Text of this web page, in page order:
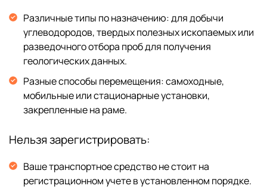
Различные типы по назначению: для добычи
углеводородов, твердых полезных ископаемых или
разведочного отбора проб для получения
геологических данных.
Разные способы перемещения: самоходные,
мобильные или стационарные установки,
закрепленные на раме.
Нельзя зарегистрировать:
Ваше транспортное средство не стоит на
регистрационном учете в установленном порядке.